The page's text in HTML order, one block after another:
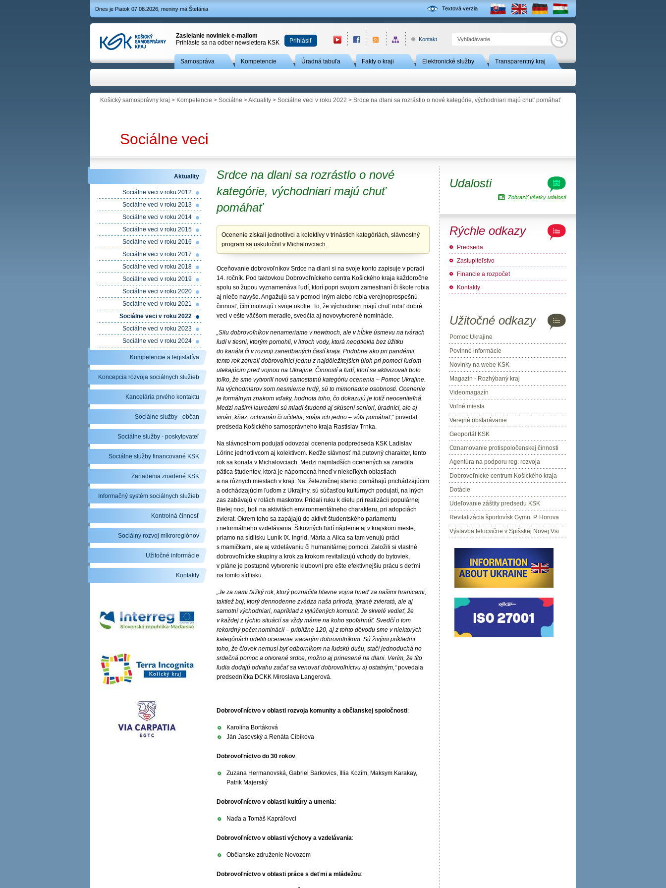
Textová verzia
Dnes je Piatok 07.08.2026, meniny má Štefánia
Hľadať
Zasielanie noviniek e-mailom
Prihláste sa na odber newslettera KSK
Prihlásiť Kontakt
Samospráva Kompetencie Úradná tabuľa Fakty o kraji Elektronické služby Transparentný kraj
Košický samosprávny kraj > Kompetencie > Sociálne >Aktuality > Sociálne veci v roku 2022 > Srdce na dlani sa rozrástlo o nové kategórie, východniari majú chuť pomáhať
Sociálne veci
Srdce na dlani sa rozrástlo o nové
kategórie, východniari majú chuť
pomáhať
Ocenenie získali jednotlivci a kolektívy v trinástich kategóriách, slávnostný
program sa uskutočnil v Michalovciach.
Oceňovanie dobrovoľníkov Srdce na dlani si na svoje konto zapisuje v poradí
14. ročník. Pod taktovkou Dobrovoľníckeho centra Košického kraja každoročne
spolu so župou vyznamenáva ľudí, ktorí popri svojom zamestnaní či škole robia
aj niečo navyše. Angažujú sa v pomoci iným alebo robia verejnoprospešnú
činnosť, čím motivujú i svoje okolie. To, že východniari majú chuť robiť dobré
veci v ešte väčšom meradle, svedčia aj novovytvorené nominácie.
„Silu dobrovoľníkov nenameriame v newtnoch, ale v hĺbke úsmevu na tvárach
ľudí v tiesni, ktorým pomohli, v litroch vody, ktorá neodtiekla bez úžitku
do kanála či v rozvoji zanedbaných častí kraja. Podobne ako pri pandémii,
tento rok zohrali dobrovoľníci jednu z najdôležitejších úloh pri pomoci ľuďom
utekajúcim pred vojnou na Ukrajine. Činností a ľudí, ktorí sa aktivizovali bolo
toľko, že sme vytvorili novú samostatnú kategóriu ocenenia – Pomoc Ukrajine.
Na východniarov som nesmierne hrdý, sú to mimoriadne osobnosti. Ocenenie
je formálnym znakom vďaky, hodnota toho, čo dokazujú je totiž neoceniteľná.
Medzi našimi laureátmi sú mladí študenti aj skúsení seniori, úradníci, ale aj
vinári, kňaz, ochranári či učitelia, spája ich jedno – vôľa pomáhať,“povedal
predseda Košického samosprávneho kraja Rastislav Trnka.
Na slávnostnom podujatí odovzdal ocenenia podpredseda KSK Ladislav
Lörinc jednotlivcom aj kolektívom. Keďže slávnosť má putovný charakter, tento
rok sa konala v Michalovciach. Medzi najmladších ocenených sa zaradila
pätica študentov, ktorá je nápomocná hneď v niekoľkých oblastiach
a na rôznych miestach v kraji. Na železničnej stanici pomáhajú prichádzajúcim
a odchádzajúcim ľuďom z Ukrajiny, sú súčasťou kultúrnych podujatí, na iných
zas zabávajú v rolách maskotov. Pridali ruku k dielu pri realizácii populárnej
Bielej noci, boli na aktivitách environmentálneho charakteru, pri adopciách
zvierat. Okrem toho sa zapájajú do aktivít študentského parlamentu
i neformálneho vzdelávania. Šikovných ľudí nájdeme aj v krajskom meste,
priamo na sídlisku Luník IX. Ingrid, Mária a Alica sa tam venujú práci
s mamičkami, ale aj vzdelávaniu či humanitárnej pomoci. Založili si vlastné
dobrovoľnícke skupiny a krok za krokom revitalizujú vchody do bytoviek,
v pláne je postupné vytvorenie klubovní pre ešte efektívnejšiu prácu s deťmi
na tomto sídlisku.
„Je za nami ťažký rok, ktorý poznačila hlavne vojna hneď za našimi hranicami,
taktiež boj, ktorý dennodenne zvádza naša príroda, týrané zvieratá, ale aj
samotní východniari, napríklad z vylúčených komunít. Je skvelé vedieť, že
v každej z týchto situácií sa vždy máme na koho spoľahnúť. Svedčí o tom
rekordný počet nominácií – približne 120, aj z tohto dôvodu sme v niektorých
kategóriách udelili ocenenie viacerým dobrovoľníkom. Sú živými príkladmi
toho, že človek nemusí byť odborníkom na ľudskú dušu, stačí jednoduchá no
srdečná pomoc a otvorené srdce, možno aj prinesené na dlani. Verím, že títo
ľudia dodajú odvahu začať sa venovať dobrovoľníctvu aj ostatným,“povedala
predsedníčka DCKK Miroslava Langerová.
Dobrovoľníctvo v oblasti rozvoja komunity a občianskej spoločnosti:
Karolína Bortáková
Ján Jasovský a Renáta Cibíkova
Dobrovoľníctvo do 30 rokov:
Zuzana Hermanovská, Gabriel Sarkovics, Illia Kozím, Maksym Karakay,
Patrik Majerský
Dobrovoľníctvo v oblasti kultúry a umenia:
Naďa a Tomáš Kapráľovci
Dobrovoľníctvo v oblasti výchovy a vzdelávania:
Občianske združenie Novozem
Dobrovoľníctvo v oblasti práce s deťmi a mládežou:
Aktuality
Sociálne veci v roku 2012
Sociálne veci v roku 2013
Sociálne veci v roku 2014
Sociálne veci v roku 2015
Sociálne veci v roku 2016
Sociálne veci v roku 2017
Sociálne veci v roku 2018
Sociálne veci v roku 2019
Sociálne veci v roku 2020
Sociálne veci v roku 2021
Sociálne veci v roku 2022
Sociálne veci v roku 2023
Sociálne veci v roku 2024
Kompetencie a legislatíva
Koncepcia rozvoja sociálnych služieb
Kancelária prvého kontaktu
Sociálne služby - občan
Sociálne služby - poskytovateľ
Sociálne služby financované KSK
Zariadenia zriadené KSK
Informačný systém sociálnych služieb
Kontrolná činnosť
Sociálny rozvoj mikroregiónov
Užitočné informácie
Kontakty
Udalosti
Zobraziť všetky udalosti
Rýchle odkazy
Predseda
Zastupiteľstvo
Financie a rozpočet
Kontakty
Užitočné odkazy
Pomoc Ukrajine
Povinné informácie
Novinky na webe KSK
Magazín - Rozhýbaný kraj
Videomagazín
Voľné miesta
Verejné obstarávanie
Geoportál KSK
Oznamovanie protispoločenskej činnosti
Agentúra na podporu reg. rozvoja
Dobrovoľnícke centrum Košického kraja
Dotácie
Udeľovanie záštity predsedu KSK
Revitalizácia športovísk Gymn. P. Horova
Výstavba telocvične v Spišskej Novej Vsi